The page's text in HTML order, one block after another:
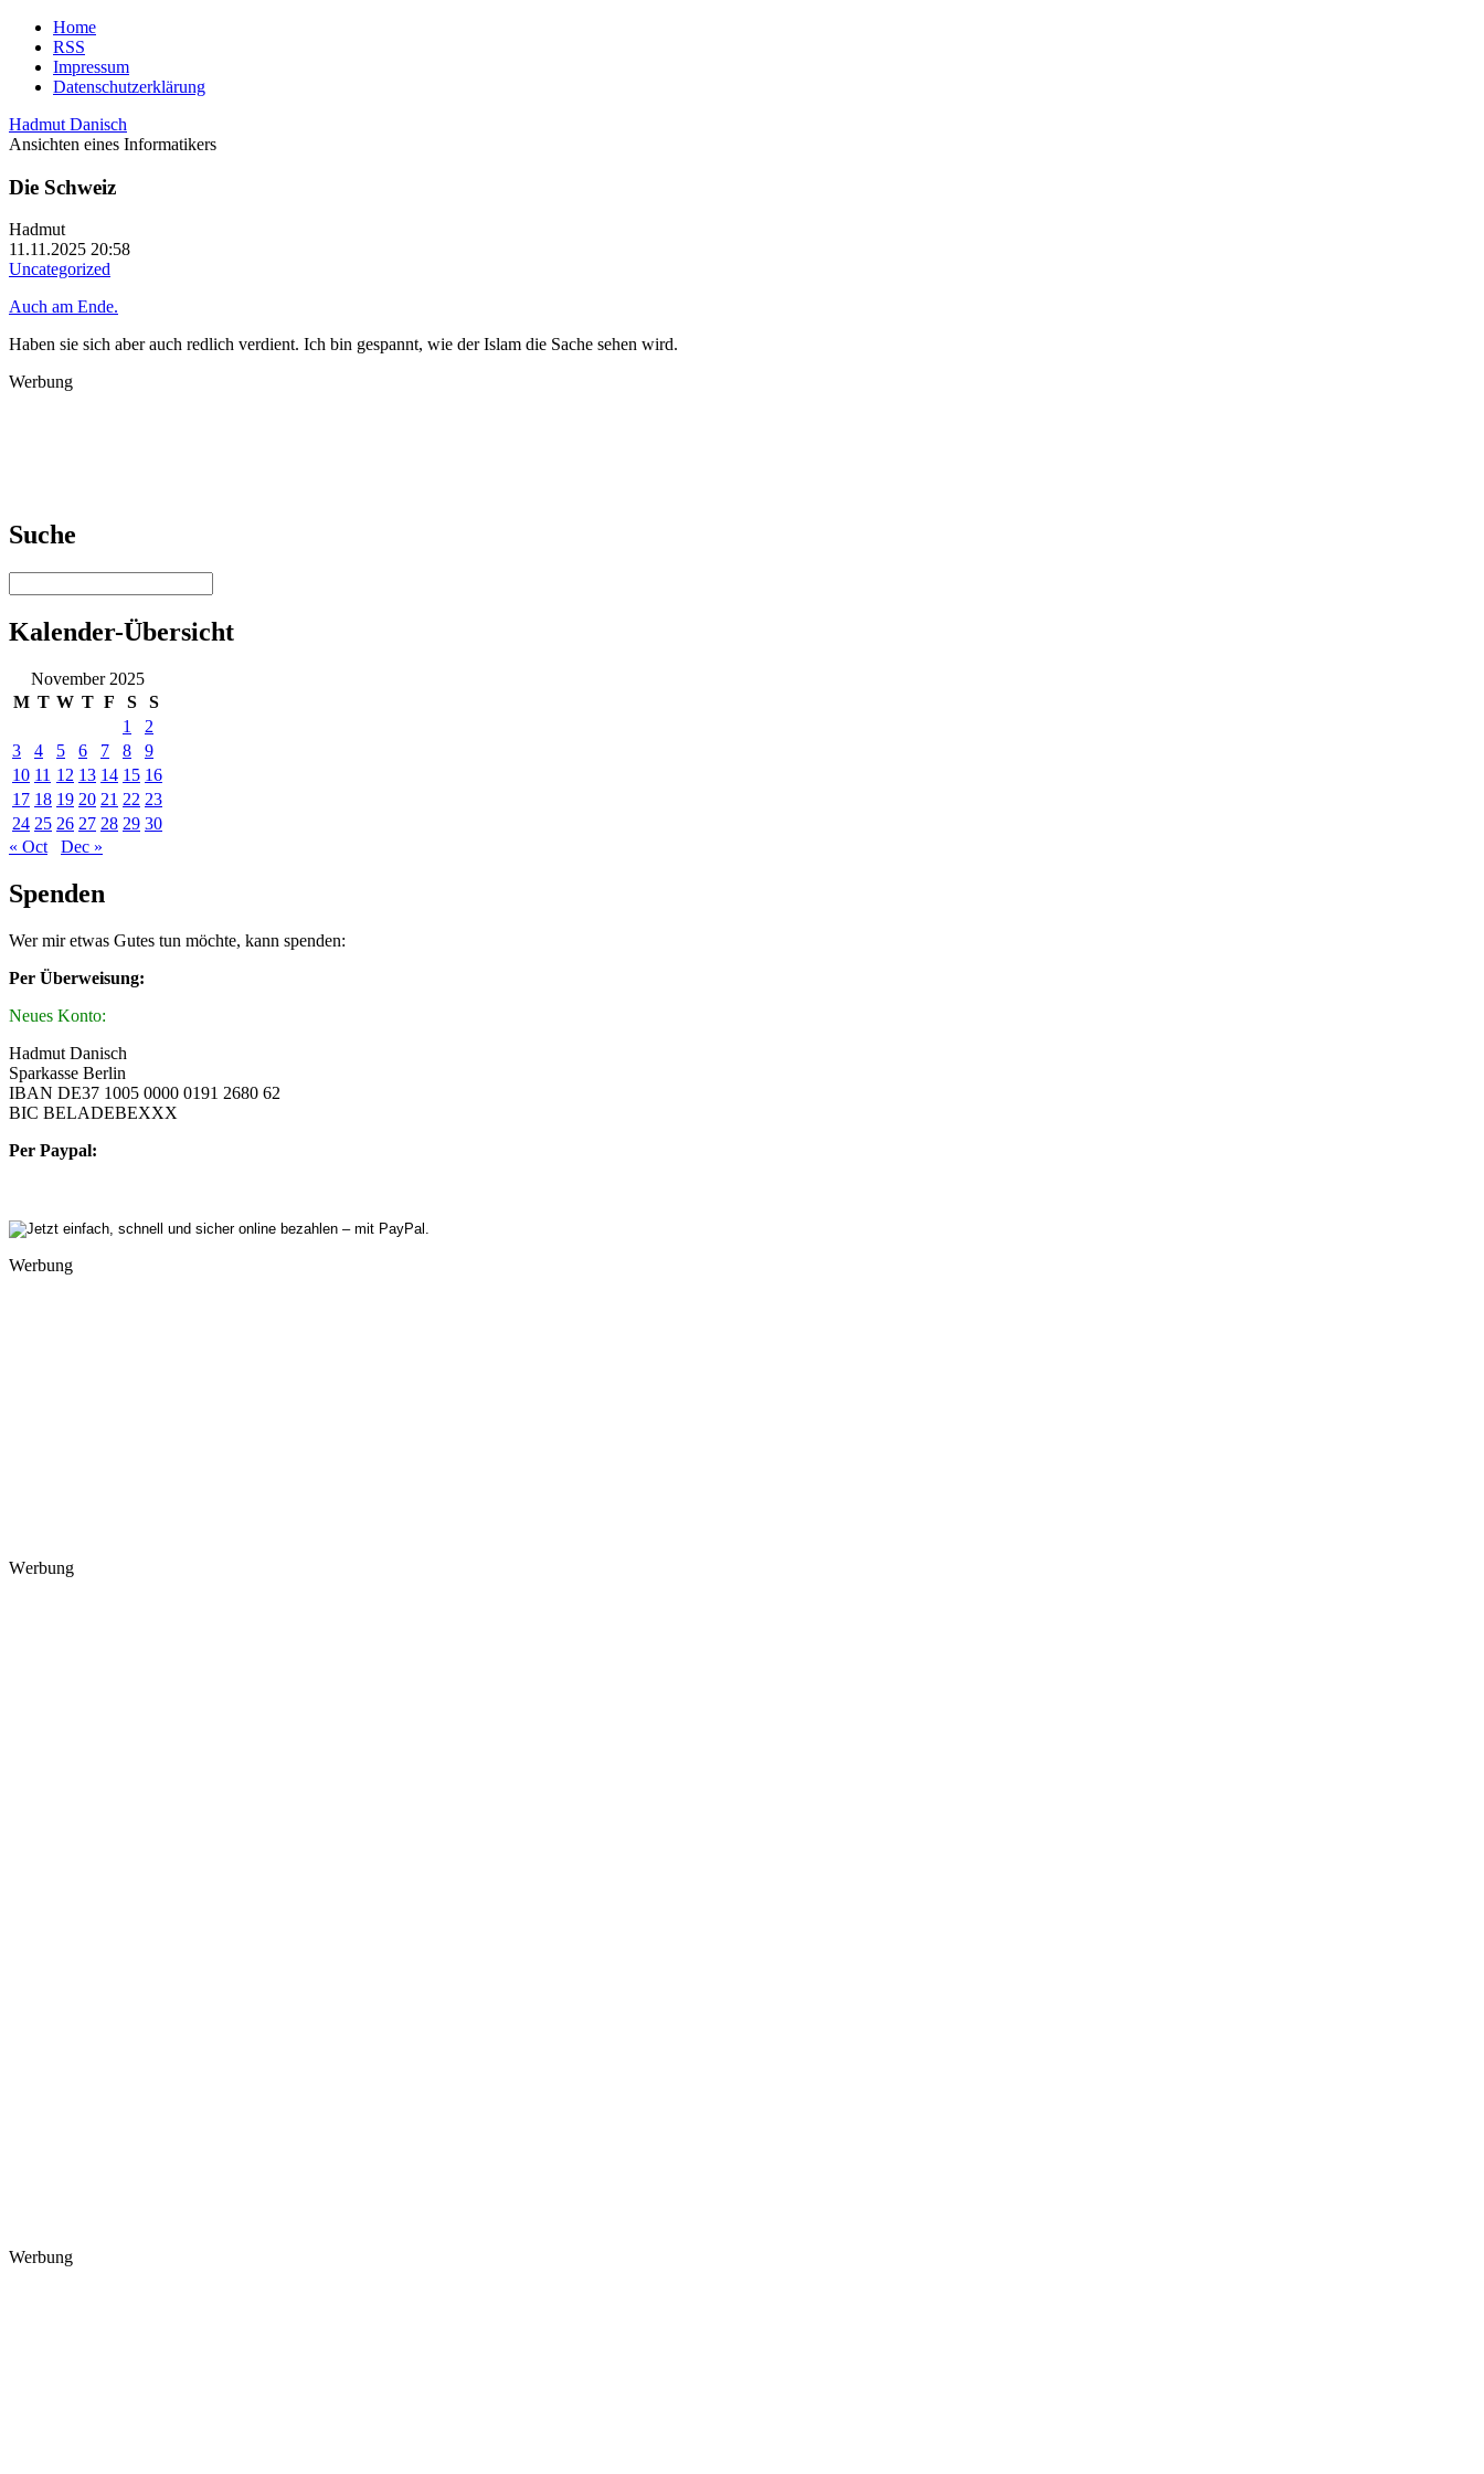
Home
RSS
Impressum
Datenschutzerklärung
Hadmut Danisch
Ansichten eines Informatikers
Die Schweiz
Hadmut
11.11.2025 20:58
Uncategorized
Auch am Ende.
Haben sie sich aber auch redlich verdient. Ich bin gespannt, wie der Islam die Sache sehen wird.
Werbung
Suche
Kalender-Übersicht
November 2025
M T W T F S
S
1
2
3
4 5 6 7 8
9
10 11 12 13 14 15 16
17 18 19 20 21 22 23
24 25 26 27 28 29 30
« Oct
Dec »
Spenden
Wer mir etwas Gutes tun möchte, kann spenden:
Per Überweisung:
Neues Konto:
Hadmut Danisch
Sparkasse Berlin
IBAN DE37 1005 0000 0191 2680 62
BIC BELADEBEXXX
Per Paypal:
Werbung
Werbung
Werbung